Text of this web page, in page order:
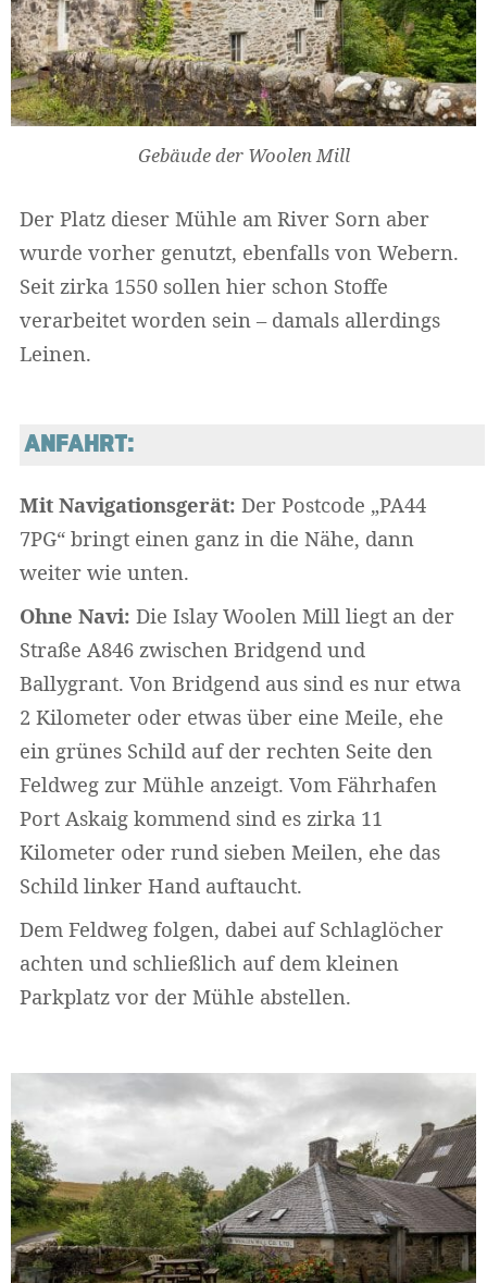
Gebäude der Woolen Mill
Der Platz dieser Mühle am River Sorn aber
wurde vorher genutzt, ebenfalls von Webern.
Seit zirka 1550 sollen hier schon Stoffe
verarbeitet worden sein – damals allerdings
Leinen.
ANFAHRT:
Mit Navigationsgerät: Der Postcode „PA44
7PG“ bringt einen ganz in die Nähe, dann
weiter wie unten.
Ohne Navi: Die Islay Woolen Mill liegt an der
Straße A846 zwischen Bridgend und
Ballygrant. Von Bridgend aus sind es nur etwa
2 Kilometer oder etwas über eine Meile, ehe
ein grünes Schild auf der rechten Seite den
Feldweg zur Mühle anzeigt. Vom Fährhafen
Port Askaig kommend sind es zirka 11
Kilometer oder rund sieben Meilen, ehe das
Schild linker Hand auftaucht.
Dem Feldweg folgen, dabei auf Schlaglöcher
achten und schließlich auf dem kleinen
Parkplatz vor der Mühle abstellen.